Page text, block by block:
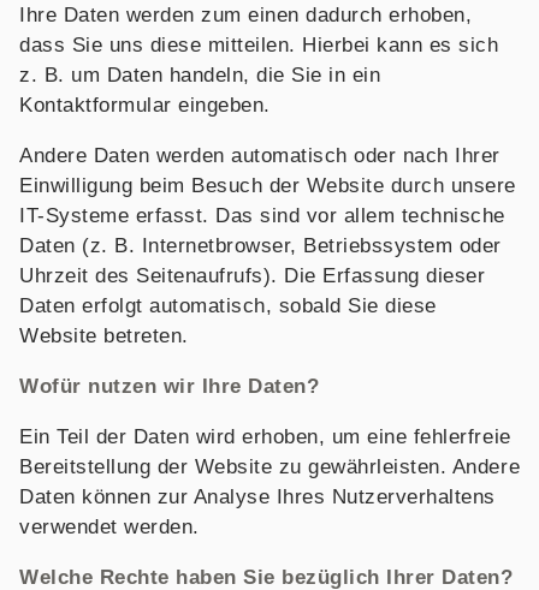
Ihre Daten werden zum einen dadurch erhoben,
dass Sie uns diese mitteilen. Hierbei kann es sich
z. B. um Daten handeln, die Sie in ein
Kontaktformular eingeben.
Andere Daten werden automatisch oder nach Ihrer
Einwilligung beim Besuch der Website durch unsere
IT-Systeme erfasst. Das sind vor allem technische
Daten (z. B. Internetbrowser, Betriebssystem oder
Uhrzeit des Seitenaufrufs). Die Erfassung dieser
Daten erfolgt automatisch, sobald Sie diese
Website betreten.
Wofür nutzen wir Ihre Daten?
Ein Teil der Daten wird erhoben, um eine fehlerfreie
Bereitstellung der Website zu gewährleisten. Andere
Daten können zur Analyse Ihres Nutzerverhaltens
verwendet werden.
Welche Rechte haben Sie bezüglich Ihrer Daten?